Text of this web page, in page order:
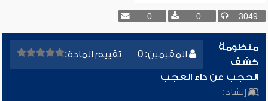
3049
0
0
المقيمين: 0 تقييم المادة:
منظومة
كشف
الحجب عن داء العجب
إنشاد: